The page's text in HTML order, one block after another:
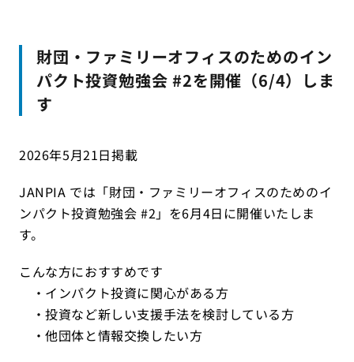
財団・ファミリーオフィスのためのイン
パクト投資勉強会 #2を開催（6/4）しま
す
2026年5月21日掲載
JANPIA では「財団・ファミリーオフィスのためのイ
ンパクト投資勉強会 #2」を6月4日に開催いたしま
す。
こんな方におすすめです
・インパクト投資に関心がある方
・投資など新しい支援手法を検討している方
・他団体と情報交換したい方